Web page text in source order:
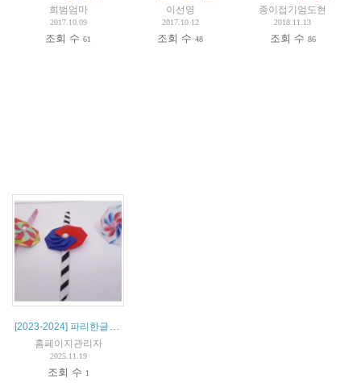
희범엄마
2017.10.09
조회 수61
이선영
2017.10.12
조회 수48
종이접기엄도현
2018.11.13
조회 수 86
[2023-2024] 파리한글학교 특활 종이접기
홈페이지관리자
2025.11.19
조회 수 1